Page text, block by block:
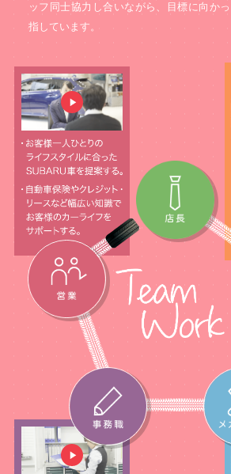
ッフ同士協力し合いながら、目標に向か
指しています。